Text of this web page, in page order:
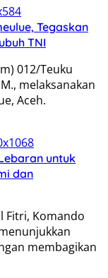
Tegaskan
TNI
012/Teuku
melaksanakan
Aceh.
untuk
dan
Fitri, Komando
membagikan